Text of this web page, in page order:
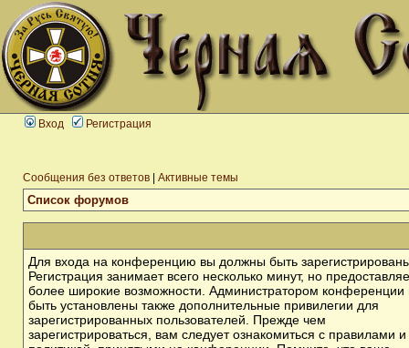
Вход Регистрация
Сообщения без ответов Активные темы
Список форумов
Для входа на конференцию вы должны быть
Регистрация занимает всего несколько минут, но
более широкие возможности. Администратором конференции
быть установлены также дополнительные привилегии для
зарегистрированных пользователей. Прежде чем
зарегистрироваться, вам следует ознакомиться с правилами и